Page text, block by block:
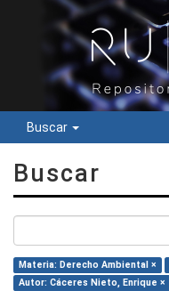
Buscar
Buscar
Materia: Derecho Ambiental ×
Autor: Cáceres Nieto, Enrique ×